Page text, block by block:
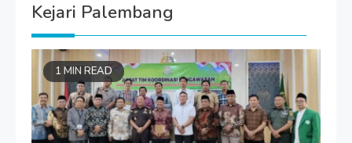
Kejari Palembang
1 MIN READ